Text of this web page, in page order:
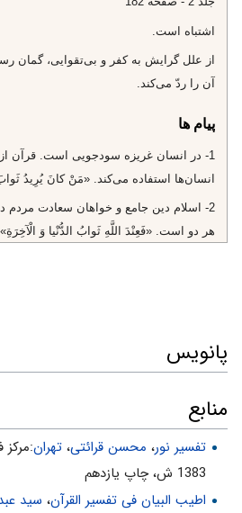
اشتباه است.
از علل گرايش به كفر و بى‌تقوايى، گمان
آن را ردّ مى‌كند.
پیام ها
1- در انسان غريزه سودجويى است. قرآن
انسان‌ها استفاده مى‌كند. «مَنْ كانَ يُرِيدُ ثَوابَ
2- اسلام دين جامع و خواهان سعادت مردم
هر دو است. «فَعِنْدَ اللَّهِ ثَوابُ الدُّنْيا وَ الْآخِرَةِ»
5- مؤمنانى كه از خداوند، هم دنيا و هم
6- پاداش الهى بر اساس علم و آگاهى او به
ثَوابُ الدُّنْيا وَ الْآخِرَةِ وَ كانَ اللَّهُ سَمِيعاً بَصِيراً»
7- بايد به حقيقت، مؤمن و مخلص بود نه به
و بيناست. «كانَ اللَّهُ سَمِيعاً بَصِيراً»
پانویس
منابع
تفسیر نور، محسن قرائتی، تهران:مركز
1383 ش، چاپ يازدهم
اطیب البیان فی تفسیر القرآن‌، سید